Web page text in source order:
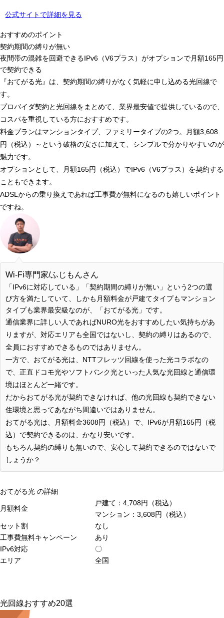
公式サイトで詳細を見る
おすすめのポイント
契約期間の縛りが無い
夜間帯の混雑を回避できるIPv6（V6プラス）がオプションで月額165円
で契約できる
『おてがる光』は、契約期間の縛りがなく気軽に申し込める光回線で
す。
プロバイダ契約と光回線をまとめて、業界最安値で提供しているので、
コスパを重視している方におすすめです。
料金プランはマンションタイプ、ファミリータイプの2つ。
月額3,608
円（税込）～という破格の安さに加えて、シンプルで分かりやすいのが
魅力です。
オプションとして、月額165円（税込）でIPv6（V6プラス）を契約する
こともできます。
ADSLからの乗り換えであれば工事費が無料になるのも嬉しいポイント
ですね。
Wi-Fi専門家/ふじもんさん
「IPv6に対応している」「契約期間の縛りが無い」という2つの選
び方を満たしていて、しかも月額料金が戸建てタイプもマンション
タイプも業界最安級なのが、「おてがる光」です。
通信業界に詳しい人であればNURO光をおすすめしたい気持ちがあ
りますが、対応エリアも全国ではないし、契約の縛りはあるので、
全員におすすめできるものではありません。
一方で、おてがる光は、NTTフレッツ回線を使った光コラボなの
で、正直ドコモ光やソフトバンク光といった人気な光回線と通信環
境はほとんど一緒です。
だからおてがる光が契約できなければ、他の光回線も契約できない
住環境と思ってあながち間違いではありません。
おてがる光は、月額料金3608円（税込）で、IPv6が月額165円（税
込）で契約できるのは、かなり安いです。
もちろん契約の縛りも無いので、安心して契約できるのではないで
しょうか？
おてがる光 の詳細
月額料金
戸建て：4,708円（税込）
マンション：3,608円（税込）
セット割
なし
工事費無料キャンペーン
あり
IPv6対応
〇
エリア
全国
光回線おすすめ20選